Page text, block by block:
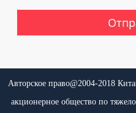
Авторское право@2004-2018
акционерное общество по